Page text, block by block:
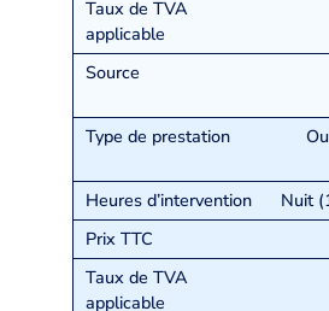
Nuit